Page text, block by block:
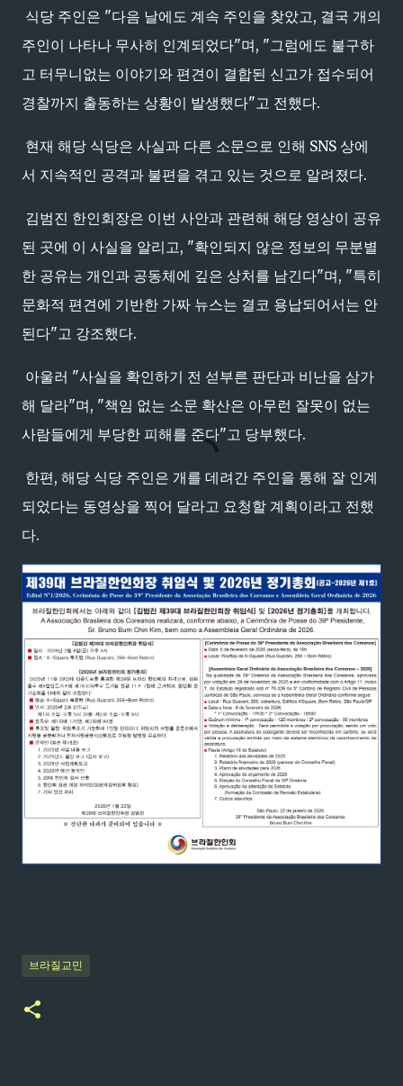
식당 주인은 "다음 날에도 계속 주인을 찾았고, 결국 개의
주인이 나타나 무사히 인계되었다"며, "그럼에도 불구하
고 터무니없는 이야기와 편견이 결합된 신고가 접수되어
경찰까지 출동하는 상황이 발생했다"고 전했다.
현재 해당 식당은 사실과 다른 소문으로 인해 SNS 상에
서 지속적인 공격과 불편을 겪고 있는 것으로 알려졌다.
김범진 한인회장은 이번 사안과 관련해 해당 영상이 공유
된 곳에 이 사실을 알리고, "확인되지 않은 정보의 무분별
한 공유는 개인과 공동체에 깊은 상처를 남긴다"며, "특히
문화적 편견에 기반한 가짜 뉴스는 결코 용납되어서는 안
된다"고 강조했다.
아울러 "사실을 확인하기 전 섣부른 판단과 비난을 삼가
해 달라"며, "책임 없는 소문 확산은 아무런 잘못이 없는
사람들에게 부당한 피해를 준다"고 당부했다.
한편, 해당 식당 주인은 개를 데려간 주인을 통해 잘 인계
되었다는 동영상을 찍어 달라고 요청할 계획이라고 전했
다.
브라질교민